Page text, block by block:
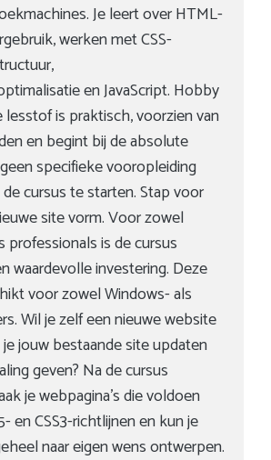
Je leert over HTML-
werken met CSS-
en JavaScript. Hobby
is praktisch, voorzien van
en begint bij de absolute
specifieke vooropleiding
cursus te starten. Stap voor
site vorm. Voor zowel
professionals is de cursus
waardevolle investering. Deze
voor zowel Windows- als
Wil je zelf een nieuwe website
jouw bestaande site updaten
geven? Na de cursus
je webpagina’s die voldoen
en CSS3-richtlijnen en kun je
naar eigen wens ontwerpen.